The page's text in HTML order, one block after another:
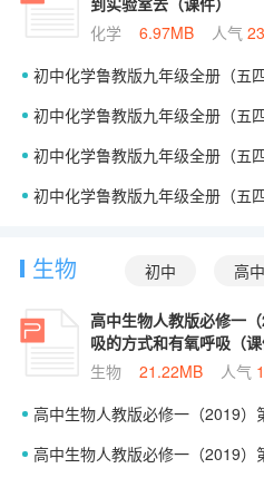
化学
6.97MB 人气
初中化学鲁教版九年级全册（五四学制）
初中化学鲁教版九年级全册（五四学制）
初中化学鲁教版九年级全册（五四学制）第四单
初中化学鲁教版九年级全册（五四学制）第三
生物 初中 高中
高中生物人教版必修一
吸的方式和有氧呼吸（课
生物
21.22MB 人气
高中生物人教版必修一（2019）第五章3.1 细胞
高中生物人教版必修一（2019）第四章